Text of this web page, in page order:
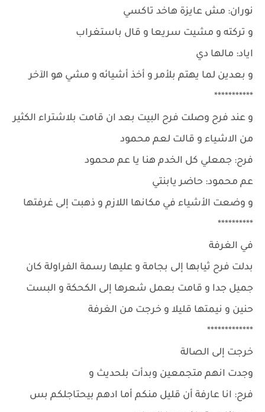
نوران: مش عايزة هاخد تاكسي
و تركته و مشيت سريعا و قال باستغراب
اياد: مالها دي
و بعدين لما يهتم بلأمر و أخذ أشيائه و مشي هو الآخر
***********
و عند فرح وصلت فرح البيت بعد ان قامت بلاشتراء الكثير
من الاشياء و قالت لعم محمود
فرح: جمعلي كل الخدم هنا يا عم محمود
عم محمود: حاضر يابنتي
و وضعت الأشياء في مكانها اللازم و ذهبت إلى غرفتها
**********
في الغرفة
بدلت فرح ثيابها إلى بجامة و عليها رسمة الفراولة كان
جميل جدا و قامت بعمل شعرها إلى الكحكة و البست
حنين و نيمتها قليلا و خرجت من الغرفة
*************
خرجت إلى الصالة
وجدت انهم متجمعين وبدأت بلحديث و
فرح: انا عارفة أن قليل منكم أما ادهم بيحتاجلكم بس